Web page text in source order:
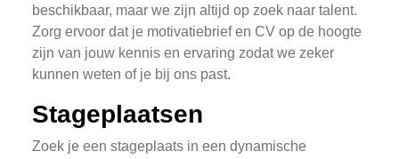
beschikbaar, maar we zijn altijd op zoek naar talent.
Zorg ervoor dat je motivatiebrief en CV op de hoogte
zijn van jouw kennis en ervaring zodat we zeker
kunnen weten of je bij ons past.
Stageplaatsen
Zoek je een stageplaats in een dynamische